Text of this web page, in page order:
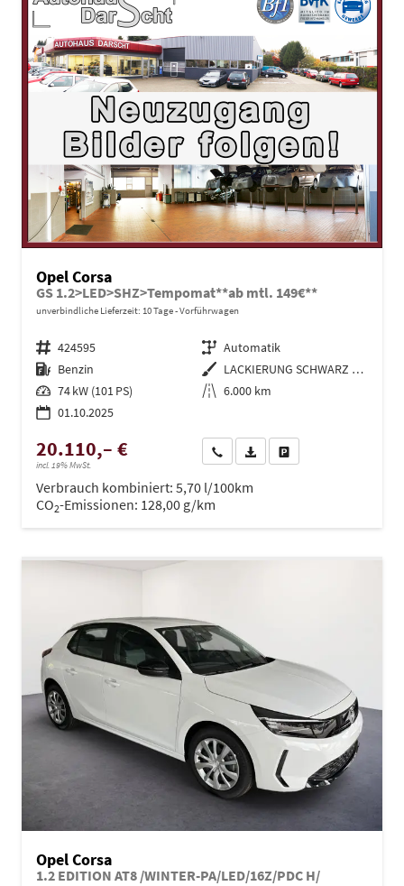
Opel Corsa
GS 1.2>LED>SHZ>Tempomat**ab mtl. 149€**
unverbindliche Lieferzeit: 10 Tage Vorführwagen
Fahrzeugnr. 424595 Getriebe Automatik
Kraftstoff Benzin Außenfarbe
LACKIERUNG SCHWARZ PERLA NERA/TYP AUSSENVERKLEIDUNG METALLIC-LACKIERUNG
Leistung 74 kW (101 PS) Kilometerstand 6.000 km
01.10.2025
20.110,– €
incl. 19% MwSt.
Wir rufen Sie anPDF-Datei, Fahrzeugexposé
Verbrauch kombiniert: 5,70 l/100km
CO2-Emissionen: 128,00 g/km
Opel Corsa
1.2 EDITION AT8 /WINTER-PA/LED/16Z/PDC H/